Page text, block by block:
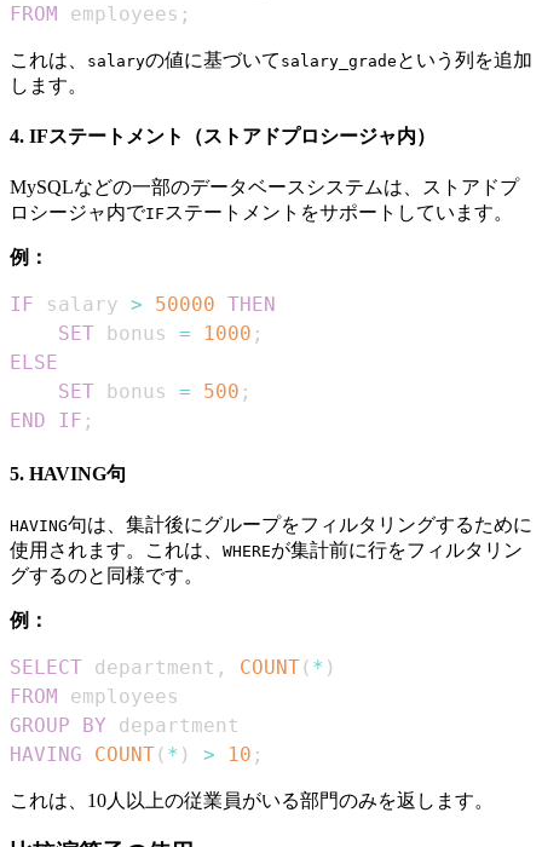
FROM employees ;
これは、 salaryの値に基づいて salary_grade という列を追加
します。
4. IFステートメント（ストアドプロシージャ内）
MySQLなどの一部のデータベースシステムは、ストアドプ
ロシージャ内でIF ステートメントをサポートしています。
例：
IF salary > 50000 THEN
SET bonus = 1000 ;
ELSE
SET bonus = 500 ;
END
IF ;
5. HAVING句
HAVING句は、集計後にグループをフィルタリングするために
使用されます。これは、 WHEREが集計前に行をフィルタリン
グするのと同様です。
例：
SELECT department , COUNT( * )
FROM
GROUP
BY
HAVING
COUNT( * ) > 10 ;
これは、10人以上の従業員がいる部門のみを返します。